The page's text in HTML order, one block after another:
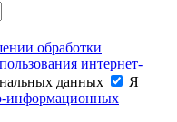
обработки
интернет-
данных
Я
информационных